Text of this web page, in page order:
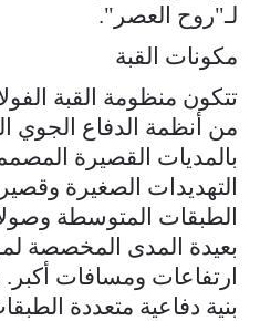
لـ"روح العصر".
مكونات القبة
تتكون منظومة القبة
من أنظمة الدفاع الجوي
بالمديات القصيرة
التهديدات الصغيرة
الطبقات المتوسطة
بعيدة المدى المخصصة
ارتفاعات ومسافات
بنية دفاعية متعددة